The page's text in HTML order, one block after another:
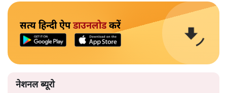
सत्य हिन्दी ऐपडाउनलोडकरें
नेशनल ब्यूरो